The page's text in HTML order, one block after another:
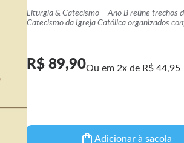
Liturgia & Catecismo – Ano B reúne trechos
Catecismo da Igreja Católica organizados
R$ 89,90Ou em 2x de R$ 44,95
Adicionar à sacola